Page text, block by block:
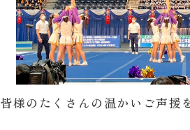
皆様のたくさんの温かいご声援